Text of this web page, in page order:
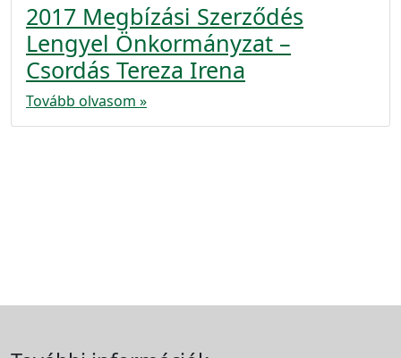
2017 Megbízási Szerződés
Lengyel Önkormányzat –
Csordás Tereza Irena
Tovább olvasom »